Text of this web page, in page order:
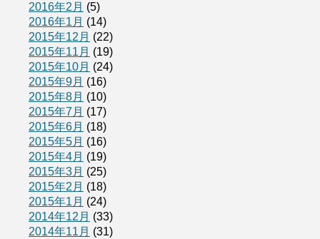
2016年2月 (5)
2016年1月 (14)
2015年12月 (22)
2015年11月 (19)
2015年10月 (24)
2015年9月 (16)
2015年8月 (10)
2015年7月 (17)
2015年6月 (18)
2015年5月 (16)
2015年4月 (19)
2015年3月 (25)
2015年2月 (18)
2015年1月 (24)
2014年12月 (33)
2014年11月 (31)